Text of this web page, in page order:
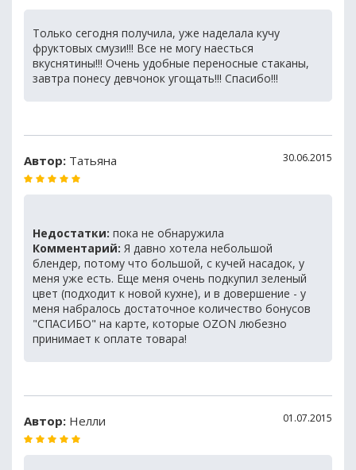
Только сегодня получила, уже наделала кучу
фруктовых смузи!!! Все не могу наесться
вкуснятины!!! Очень удобные переносные стаканы,
завтра понесу девчонок угощать!!! Спасибо!!!
Автор: Татьяна 30.06.2015
Недостатки: пока не обнаружила
Комментарий: Я давно хотела небольшой
блендер, потому что большой, с кучей насадок, у
меня уже есть. Еще меня очень подкупил зеленый
цвет (подходит к новой кухне), и в довершение - у
меня набралось достаточное количество бонусов
"СПАСИБО" на карте, которые OZON любезно
принимает к оплате товара!
Автор: Нелли 01.07.2015